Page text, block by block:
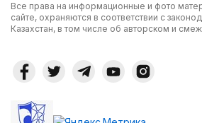
Все права на информационные и фото
сайте, охраняются в соответствии с
Казахстан, в том числе об авторском и